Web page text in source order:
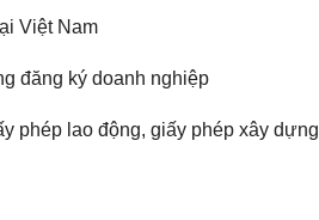
Việt Nam
đăng ký doanh nghiệp
phép lao động, giấy phép xây dựng